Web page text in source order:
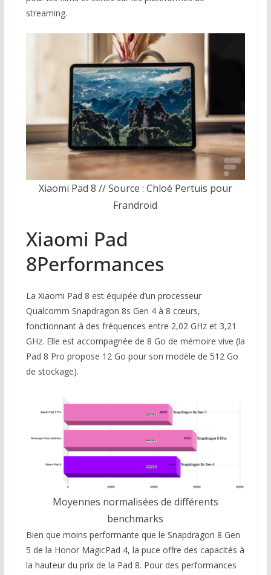
streaming.
Xiaomi Pad 8 // Source : Chloé Pertuis pour
Frandroid
Xiaomi Pad
8Performances
La Xiaomi Pad 8 est équipée d’un processeur
Qualcomm Snapdragon 8s Gen 4 à 8 cœurs,
fonctionnant à des fréquences entre 2,02 GHz et 3,21
GHz. Elle est accompagnée de 8 Go de mémoire vive (la
Pad 8 Pro propose 12 Go pour son modèle de 512 Go
de stockage).
Moyennes normalisées de différents
benchmarks
Bien que moins performante que le Snapdragon 8 Gen
5 de la Honor MagicPad 4, la puce offre des capacités à
la hauteur du prix de la Pad 8. Pour des performances